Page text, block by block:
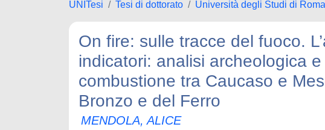
UNITesi Tesi di dottorato Università degli Studi di
On fire: sulle tracce del fuoco.
indicatori: analisi archeologica
combustione tra Caucaso e
Bronzo e del Ferro
MENDOLA, ALICE